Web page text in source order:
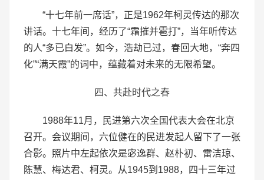
“十七年前一席话”，正是1962年柯灵传达的那次
讲话。十七年间，经历了“霜摧并雹打”，当年听传达
的人“多已白发”。如今，浩劫已过，春回大地，“奔四
化”“满天霞”的词中，蕴藏着对未来的无限希望。
四、共赴时代之春
1988年11月，民进第六次全国代表大会在北京
召开。会议期间，六位健在的民进发起人留下了一张
合影。照片中左起依次是宓逸群、赵朴初、雷洁琼、
陈慧、梅达君、柯灵。从1945到1988，四十三年过